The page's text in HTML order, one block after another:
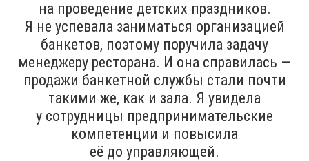
на проведение детских праздников.
Я не успевала заниматься организацией
банкетов, поэтому поручила задачу
менеджеру ресторана. И она справилась —
продажи банкетной службы стали почти
такими же, как и зала. Я увидела
у сотрудницы предпринимательские
компетенции и повысила
её до управляющей.